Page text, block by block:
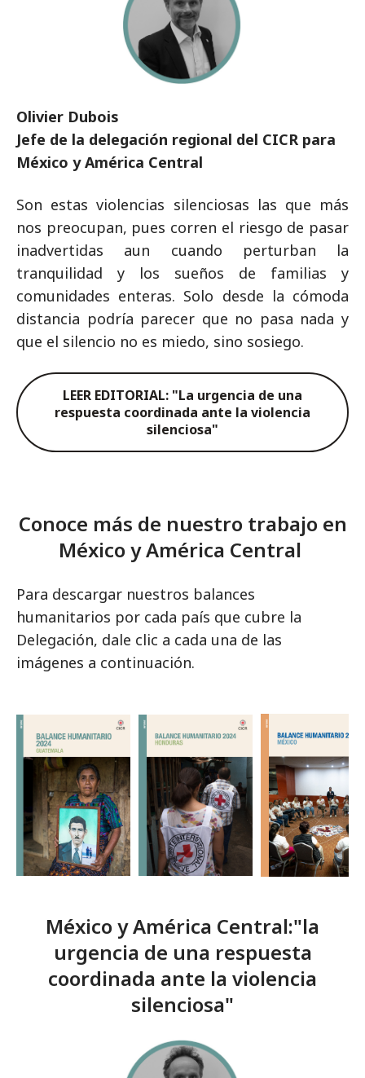
Olivier Dubois
Jefe de la delegación regional del CICR para
México y América Central
Son estas violencias silenciosas las que más
nos preocupan, pues corren el riesgo de pasar
inadvertidas aun cuando perturban la
tranquilidad y los sueños de familias y
comunidades enteras. Solo desde la cómoda
distancia podría parecer que no pasa nada y
que el silencio no es miedo, sino sosiego.
LEER EDITORIAL: "La urgencia de una
respuesta coordinada ante la violencia
silenciosa"
Conoce más de nuestro trabajo en
México y América Central
Para descargar nuestros balances
humanitarios por cada país que cubre la
Delegación, dale clic a cada una de las
imágenes a continuación.
México y América Central:"la
urgencia de una respuesta
coordinada ante la violencia
silenciosa"